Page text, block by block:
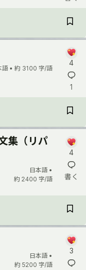
語 • 約 3100 字/語
4
1
集（リパ
日本語 •
約 2400 字/語
4
書く
日本語 •
約 5200 字/語
3